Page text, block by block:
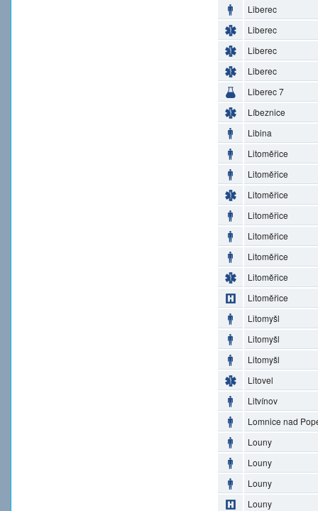
Liberec
Liberec
Liberec
Liberec
Liberec 7
Líbeznice
Libina
Litoměřice
Litoměřice
Litoměřice
Litoměřice
Litoměřice
Litoměřice
Litoměřice
Litoměřice
Litomyšl
Litomyšl
Litomyšl
Litovel
Litvínov
Lomnice nad
Louny
Louny
Louny
Louny